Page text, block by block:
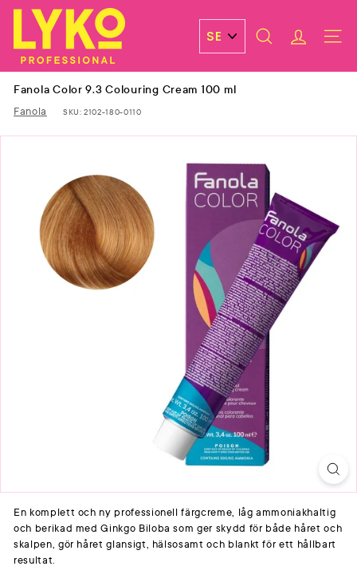
Skip
content
L
y
k
o
P
r
o
SEARCH SITE
Fanola Color 9.3 Colouring Cream 100 ml
Fanola SKU:2102-180-0110
En komplett och ny professionell färgcreme, låg ammoniakhaltig
och berikad med Ginkgo Biloba som ger skydd för både håret och
skalpen, gör håret glansigt, hälsosamt och blankt för ett hållbart
resultat.